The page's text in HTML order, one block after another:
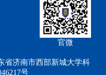
官微
省济南市西部新城大学科
号